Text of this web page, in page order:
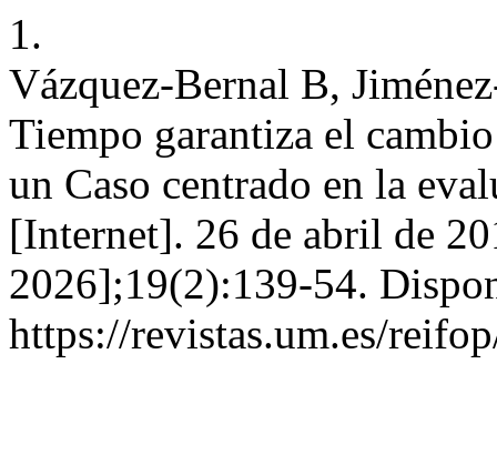
1.
Vázquez-Bernal B,
Tiempo garantiza el
un Caso centrado en la
[Internet]. 26 de abril de
2026];19(2):139-54.
https://revistas.um.es/